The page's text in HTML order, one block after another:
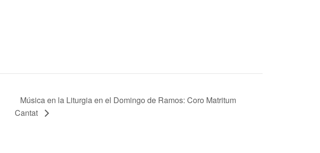
Música en la Liturgia en el Domingo de Ramos: Coro Matritum
Cantat